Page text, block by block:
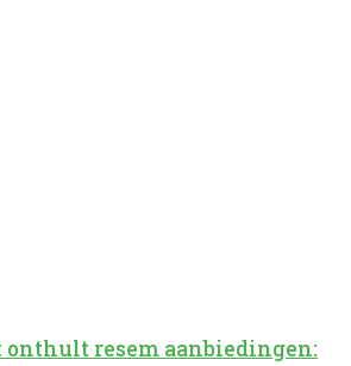
onthult resem aanbiedingen: